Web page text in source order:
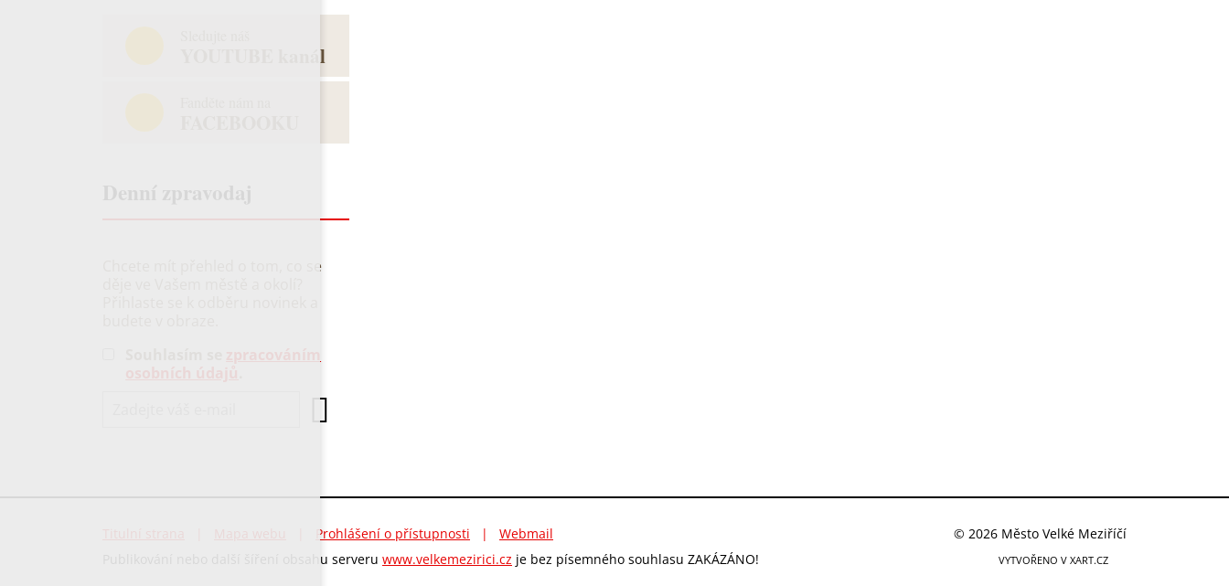
YOUTUBE kanál
Chcete mít přehled o tom, co se
Prohlášení o přístupnosti | Webmail
Publikování nebo další šíření obsahu serveru www.velkemezirici.cz je bez písemného souhlasu ZAKÁZÁNO!
© 2026 Město Velké Meziříčí
VYTVOŘENO V XART.CZ